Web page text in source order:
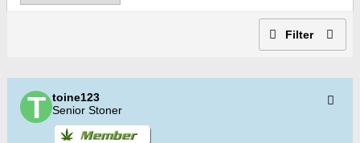
Filter
toine123
Senior Stoner